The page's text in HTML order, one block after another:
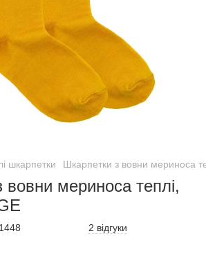
шкарпетки Шкарпетки з вовни мериноса
вовни мериноса теплі,
2 відгуки